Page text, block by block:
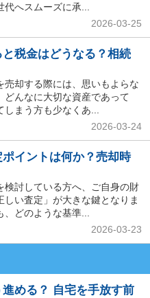
へスムーズに承...
2026-03-25
税金はどうなる？相続
却する際には、思いもよらな
どんなに大切な資産であって
まう方も少なくあ...
2026-03-24
イントは何か？売却時
検討している方へ、ご自身の財
い査定」が大きな鍵となりま
どのような基準...
2026-03-23
める？ 自宅を手放す前